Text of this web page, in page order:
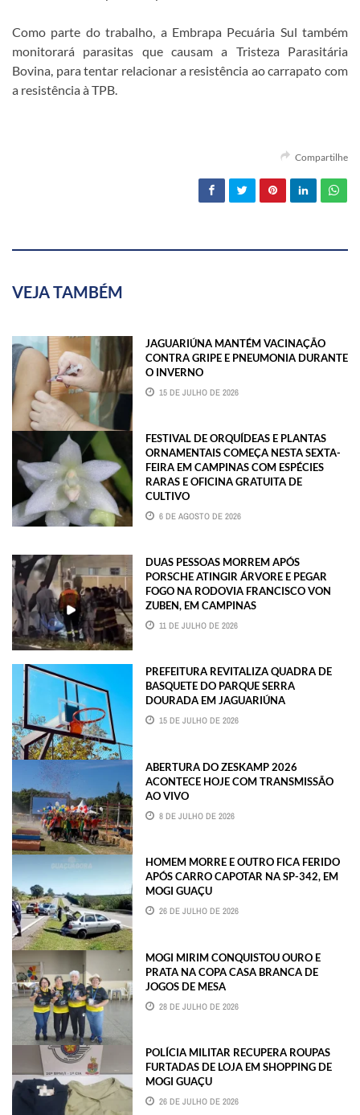
Como parte do trabalho, a Embrapa Pecuária Sul também
monitorará parasitas que causam a Tristeza Parasitária
Bovina, para tentar relacionar a resistência ao carrapato com
a resistência à TPB.
Compartilhe
VEJA TAMBÉM
JAGUARIÚNA MANTÉM VACINAÇÃO
CONTRA GRIPE E PNEUMONIA DURANTE
O INVERNO
15 DE JULHO DE 2026
FESTIVAL DE ORQUÍDEAS E PLANTAS
ORNAMENTAIS COMEÇA NESTA SEXTA-
FEIRA EM CAMPINAS COM ESPÉCIES
RARAS E OFICINA GRATUITA DE
CULTIVO
6 DE AGOSTO DE 2026
DUAS PESSOAS MORREM APÓS
PORSCHE ATINGIR ÁRVORE E PEGAR
FOGO NA RODOVIA FRANCISCO VON
ZUBEN, EM CAMPINAS
11 DE JULHO DE 2026
PREFEITURA REVITALIZA QUADRA DE
BASQUETE DO PARQUE SERRA
DOURADA EM JAGUARIÚNA
15 DE JULHO DE 2026
ABERTURA DO ZESKAMP 2026
ACONTECE HOJE COM TRANSMISSÃO
AO VIVO
8 DE JULHO DE 2026
HOMEM MORRE E OUTRO FICA FERIDO
APÓS CARRO CAPOTAR NA SP-342, EM
MOGI GUAÇU
26 DE JULHO DE 2026
MOGI MIRIM CONQUISTOU OURO E
PRATA NA COPA CASA BRANCA DE
JOGOS DE MESA
28 DE JULHO DE 2026
POLÍCIA MILITAR RECUPERA ROUPAS
FURTADAS DE LOJA EM SHOPPING DE
MOGI GUAÇU
26 DE JULHO DE 2026